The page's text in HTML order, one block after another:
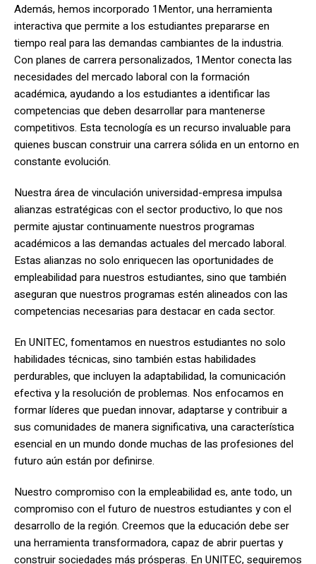
Además, hemos incorporado 1Mentor, una herramienta
interactiva que permite a los estudiantes prepararse en
tiempo real para las demandas cambiantes de la industria.
Con planes de carrera personalizados, 1Mentor conecta las
necesidades del mercado laboral con la formación
académica, ayudando a los estudiantes a identificar las
competencias que deben desarrollar para mantenerse
competitivos. Esta tecnología es un recurso invaluable para
quienes buscan construir una carrera sólida en un entorno en
constante evolución.
Nuestra área de vinculación universidad-empresa impulsa
alianzas estratégicas con el sector productivo, lo que nos
permite ajustar continuamente nuestros programas
académicos a las demandas actuales del mercado laboral.
Estas alianzas no solo enriquecen las oportunidades de
empleabilidad para nuestros estudiantes, sino que también
aseguran que nuestros programas estén alineados con las
competencias necesarias para destacar en cada sector.
En UNITEC, fomentamos en nuestros estudiantes no solo
habilidades técnicas, sino también estas habilidades
perdurables, que incluyen la adaptabilidad, la comunicación
efectiva y la resolución de problemas. Nos enfocamos en
formar líderes que puedan innovar, adaptarse y contribuir a
sus comunidades de manera significativa, una característica
esencial en un mundo donde muchas de las profesiones del
futuro aún están por definirse.
Nuestro compromiso con la empleabilidad es, ante todo, un
compromiso con el futuro de nuestros estudiantes y con el
desarrollo de la región. Creemos que la educación debe ser
una herramienta transformadora, capaz de abrir puertas y
construir sociedades más prósperas. En UNITEC, seguiremos